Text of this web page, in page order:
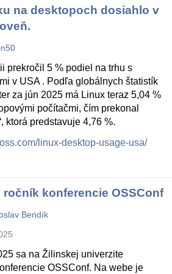
na desktopoch dosiahlo v
prekročil 5 % podiel na trhu s
v USA . Podľa globálnych štatistík
za jún 2025 má Linux teraz 5,04 %
počítačmi, čím prekonal
ktorá predstavuje 4,76 %.
linux-desktop-usage-usa/
ročník konferencie OSSConf
Bendík
sa na Žilinskej univerzite
OSSConf. Na webe je